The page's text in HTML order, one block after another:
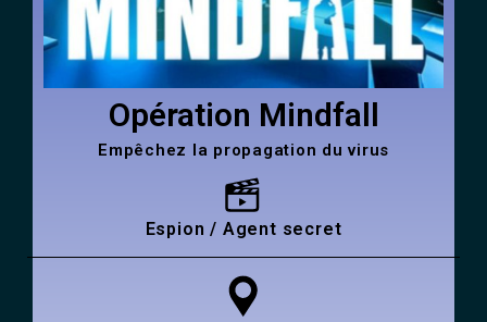
Opération Mindfall
Empêchez la propagation du virus
Espion / Agent secret